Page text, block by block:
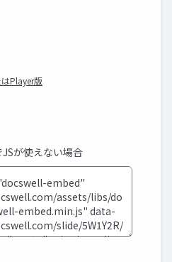
はPlayer版
JSが使えない場合